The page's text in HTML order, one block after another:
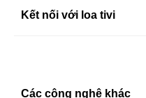
Kết nối với loa tivi
Các công nghệ khác